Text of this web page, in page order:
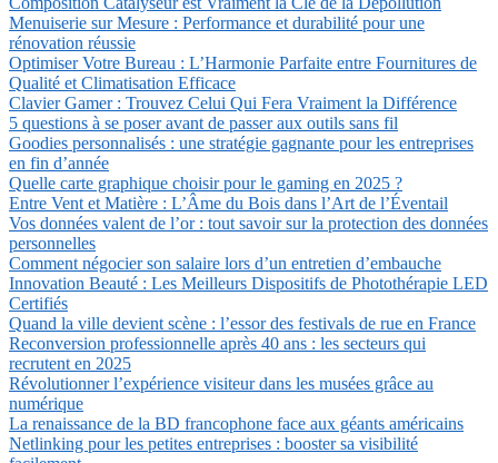
Menuiserie sur Mesure : Performance et durabilité pour une
rénovation réussie
Optimiser Votre Bureau : L’Harmonie Parfaite entre Fournitures de
Qualité et Climatisation Efficace
Clavier Gamer : Trouvez Celui Qui Fera Vraiment la Différence
5 questions à se poser avant de passer aux outils sans fil
Goodies personnalisés : une stratégie gagnante pour les entreprises
en fin d’année
Quelle carte graphique choisir pour le gaming en 2025 ?
Entre Vent et Matière : L’Âme du Bois dans l’Art de l’Éventail
Vos données valent de l’or : tout savoir sur la protection des données
personnelles
Comment négocier son salaire lors d’un entretien d’embauche
Innovation Beauté : Les Meilleurs Dispositifs de Photothérapie LED
Certifiés
Quand la ville devient scène : l’essor des festivals de rue en France
Reconversion professionnelle après 40 ans : les secteurs qui
recrutent en 2025
Révolutionner l’expérience visiteur dans les musées grâce au
numérique
La renaissance de la BD francophone face aux géants américains
Netlinking pour les petites entreprises : booster sa visibilité